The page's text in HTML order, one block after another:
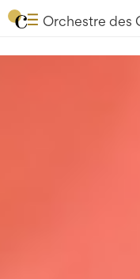
Orchestre des